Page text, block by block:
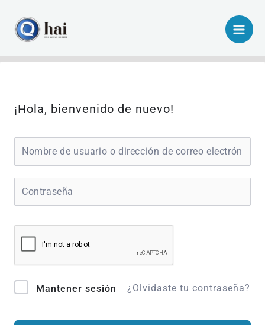
contenido
¡Hola, bienvenido de nuevo!
Mantener sesión ¿Olvidaste tu contraseña?